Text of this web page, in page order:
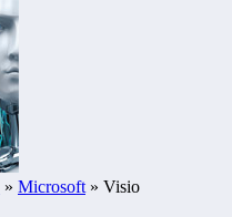
» Microsoft » Visio